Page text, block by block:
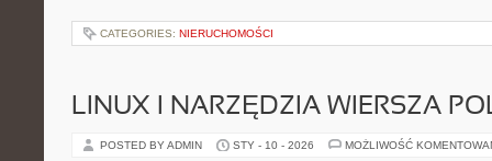
CATEGORIES: NIERUCHOMOŚCI
LINUX I NARZĘDZIA WIERSZA
POSTED BY ADMIN STY - 10 - 2026 MOŻLIWOŚĆ